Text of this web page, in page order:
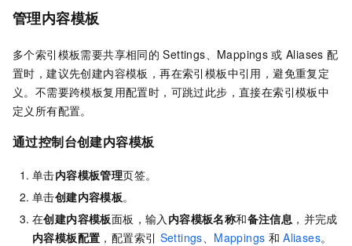
管理内容模板
多个索引模板需要共享相同的 Settings、Mappings 或 Aliases 配
置时，建议先创建内容模板，再在索引模板中引用，避免重复定
义。不需要跨模板复用配置时，可跳过此步，直接在索引模板中
定义所有配置。
通过控制台创建内容模板
单击内容模板管理页签。
单击创建内容模板。
在创建内容模板面板，输入 内容模板名称和备注信息 ，并完成
内容模板配置 ，配置索引 Settings Mappings 和 Aliases。